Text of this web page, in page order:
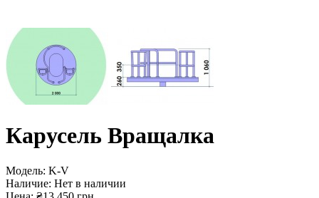
Карусель Вращалка
Модель: K-V
Наличие: Нет в наличии